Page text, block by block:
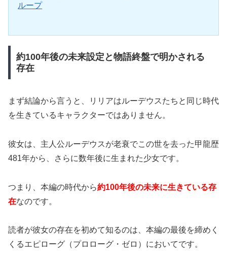
ループ
約100年後の未来設定と物語終盤で明かされる
存在
まず結論から言うと、リリアはルーデウスたちと同じ時代
を生きているキャラクターではありません。
彼女は、主人公ルーデウスが老衰でこの世を去った甲龍歴
481年から、さらに数年後に生まれた少女です。
つまり、本編の時代から約100年後の未来に生きている存
在なのです。
読者が彼女の存在を初めて知るのは、本編の最後を締めく
くるエピローグ（プロローグ・ゼロ）においてです。